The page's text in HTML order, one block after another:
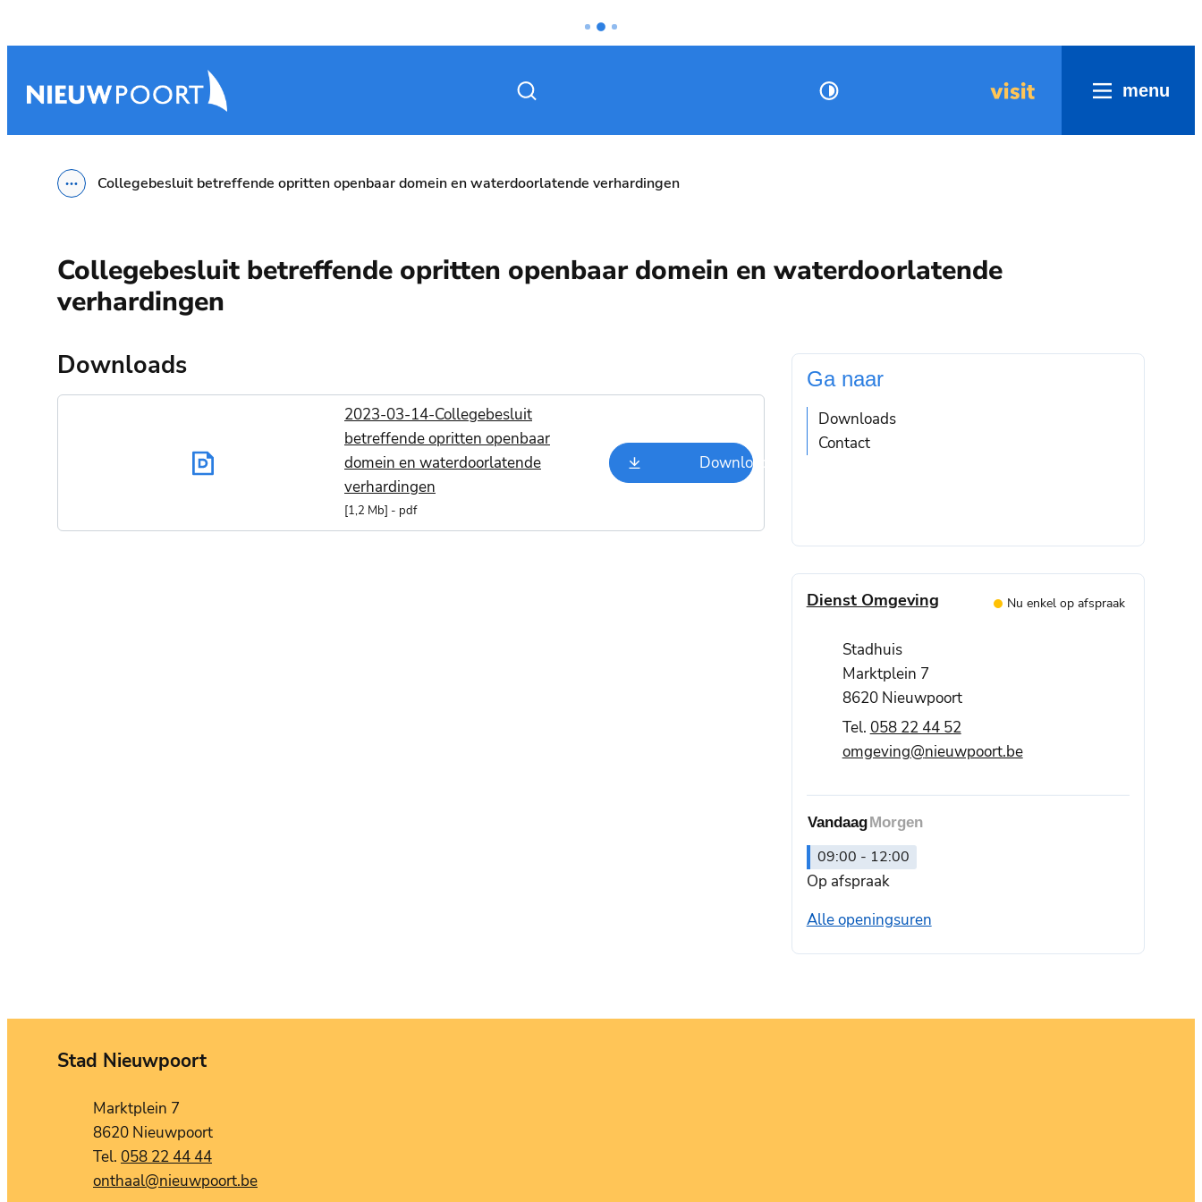
Nieuwpoort
Zoek tonen / verbergen Hoog contrast Visit
menu
Toon alle broodkruimel items
Collegebesluit betreffende opritten openbaar domein en waterdoorlatende verhardingen
Collegebesluit betreffende opritten openbaar domein en waterdoorlatende
verhardingen
Ga naar
Downloads
Contact
Downloads
2023-03-14-Collegebesluit
betreffende opritten openbaar
domein en waterdoorlatende
verhardingen
1,2 Mb pdf
Downloaden
Contact
Dienst Omgeving Nu enkel op afspraak
AdresStadhuis
Marktplein 7
,8620 Nieuwpoort
058 22 44 52
E-mailomgeving@nieuwpoort.be
VandaagMorgen
09:00 - 12:00
Op afspraak
Alle openingsurenDienst Omgeving
Contact
Stad Nieuwpoort
AdresMarktplein 7
,8620 Nieuwpoort
058 22 44 44
E-mailonthaal@nieuwpoort.be